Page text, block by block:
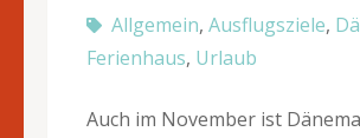
Allgemein, Ausflugsziele,
Ferienhaus, Urlaub
Auch im November ist